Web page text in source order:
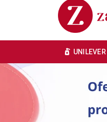
UNILEVER